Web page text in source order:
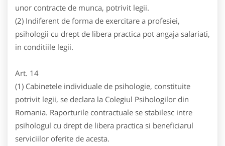
unor contracte de munca, potrivit legii.
(2) Indiferent de forma de exercitare a profesiei,
psihologii cu drept de libera practica pot angaja salariati,
in conditiile legii.
Art. 14
(1) Cabinetele individuale de psihologie, constituite
potrivit legii, se declara la Colegiul Psihologilor din
Romania. Raporturile contractuale se stabilesc intre
psihologul cu drept de libera practica si beneficiarul
serviciilor oferite de acesta.